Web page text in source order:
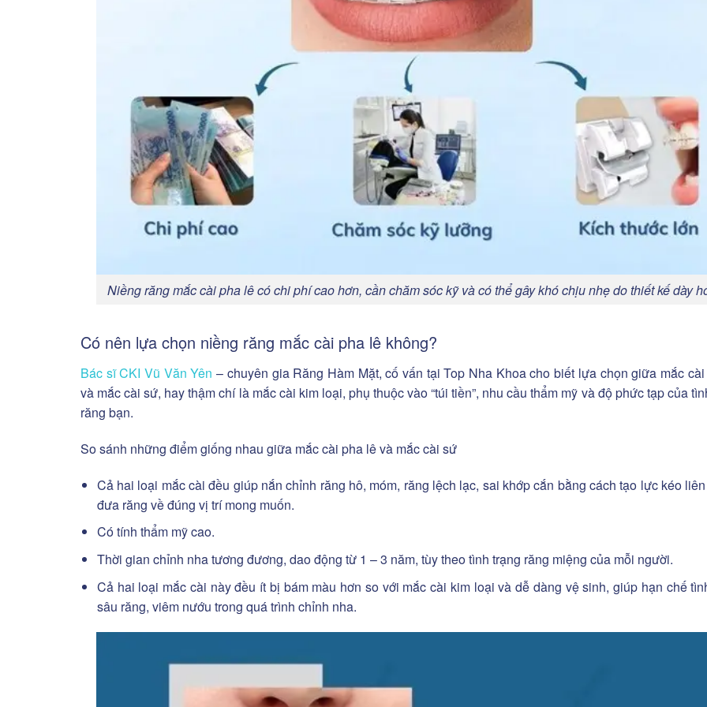
Niềng răng mắc cài pha lê có chi phí cao hơn, cần chăm sóc kỹ và có thể gây khó chịu nhẹ do thiết kế dày
Có nên lựa chọn niềng răng mắc cài pha lê không?
Bác sĩ CKI Vũ Văn Yên – chuyên gia Răng Hàm Mặt, cố vấn tại Top Nha Khoa cho biết lựa chọn giữa mắc
và mắc cài sứ, hay thậm chí là mắc cài kim loại, phụ thuộc vào “túi tiền”, nhu cầu thẩm mỹ và độ phức tạp của
răng bạn.
So sánh những điểm giống nhau giữa mắc cài pha lê và mắc cài sứ
Cả hai loại mắc cài đều giúp nắn chỉnh răng hô, móm, răng lệch lạc, sai khớp cắn bằng cách tạo lực kéo
đưa răng về đúng vị trí mong muốn.
Có tính thẩm mỹ cao.
Thời gian chỉnh nha tương đương, dao động từ 1 – 3 năm, tùy theo tình trạng răng miệng của mỗi người.
Cả hai loại mắc cài này đều ít bị bám màu hơn so với mắc cài kim loại và dễ dàng vệ sinh, giúp hạn chế
sâu răng, viêm nướu trong quá trình chỉnh nha.